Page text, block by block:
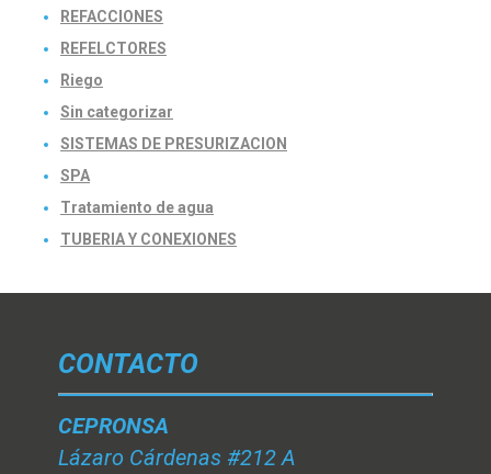
REFACCIONES
REFELCTORES
Riego
Sin categorizar
SISTEMAS DE PRESURIZACION
SPA
Tratamiento de agua
TUBERIA Y CONEXIONES
CONTACTO
CEPRONSA
Lázaro Cárdenas #212 A